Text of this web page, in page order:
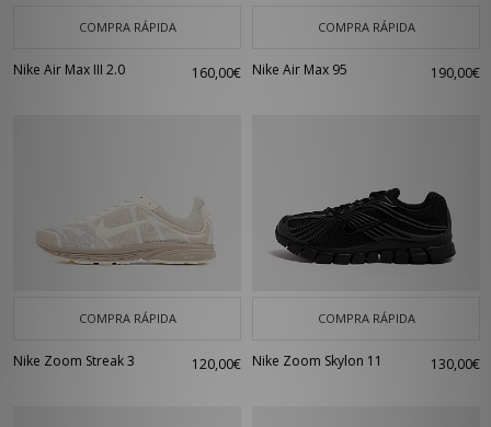
COMPRA RÁPIDA
Nike Air Max III 2.0 160,00€
COMPRA RÁPIDA
Nike Air Max 95 190,00€
COMPRA RÁPIDA
Nike Zoom Streak 3 120,00€
COMPRA RÁPIDA
Nike Zoom Skylon 11 130,00€